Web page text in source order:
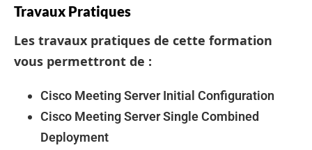
Travaux Pratiques
Les travaux pratiques de cette formation
vous permettront de :
Cisco Meeting Server Initial Configuration
Cisco Meeting Server Single Combined
Deployment